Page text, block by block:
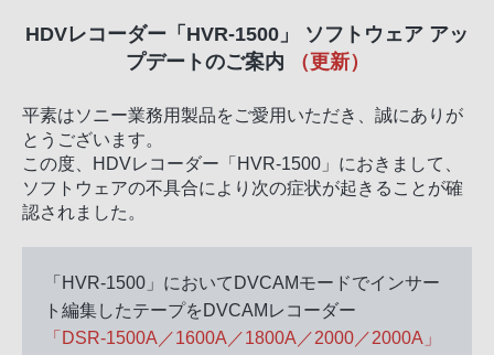
HDVレコーダー「HVR-1500」 ソフトウェア アッ
プデートのご案内
（更新）
平素はソニー業務用製品をご愛用いただき、誠にありが
とうございます。
この度、HDVレコーダー「HVR-1500」におきまして、
ソフトウェアの不具合により次の症状が起きることが確
認されました。
「HVR-1500」においてDVCAMモードでインサー
ト編集したテープをDVCAMレコーダー
「DSR-1500A／1600A／1800A／2000／2000A」